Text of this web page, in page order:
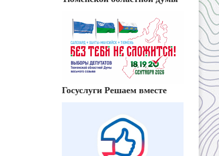
Госуслуги Решаем вместе